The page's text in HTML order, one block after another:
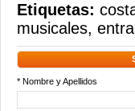
Etiquetas:
musicales,
* Nombre y Apellidos